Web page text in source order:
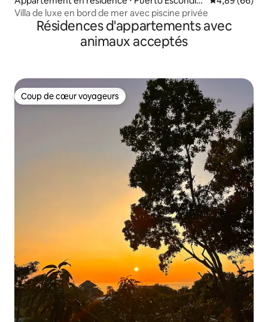
o
Villa de luxe en bord de mer avec piscine privée
Résidences d'appartements avec
animaux acceptés
Coup de cœur voyageurs
Coup de cœur voyageurs